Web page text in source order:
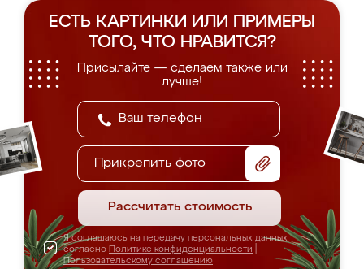
ЕСТЬ КАРТИНКИ ИЛИ ПРИМЕРЫ
ТОГО, ЧТО НРАВИТСЯ?
Присылайте — сделаем также или
лучше!
Прикрепить фото
Рассчитать стоимость
Я соглашаюсь на передачу персональных данных
согласно Политике конфиденциальности
Пользовательскому соглашению